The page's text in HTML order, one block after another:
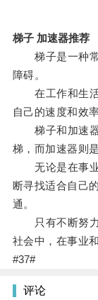
梯子 加速器推荐
梯子是一种常
障碍。
在工作和生活
自己的速度和效
梯子和加速器
梯，而加速器则
无论是在事业
断寻找适合自己
通。
只有不断努力
社会中，在事业
#37#
评论